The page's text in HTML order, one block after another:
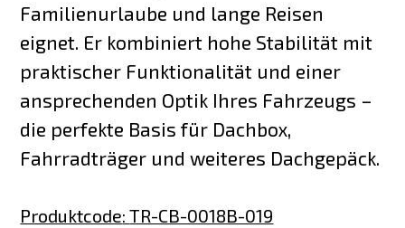
Familienurlaube und lange Reisen
eignet. Er kombiniert hohe Stabilität mit
praktischer Funktionalität und einer
ansprechenden Optik Ihres Fahrzeugs –
die perfekte Basis für Dachbox,
Fahrradträger und weiteres Dachgepäck.
Produktcode:TR-CB-0018B-019